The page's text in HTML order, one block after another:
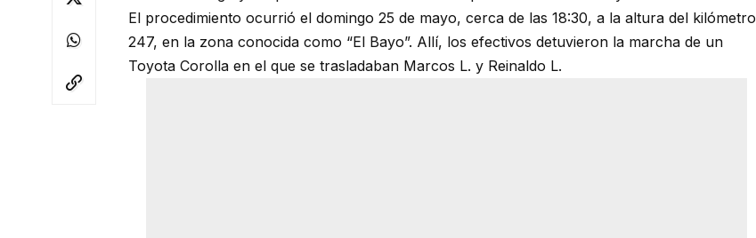
El procedimiento ocurrió el domingo 25 de mayo, cerca de las 18:30, a la altura del kilómetro
247, en la zona conocida como “El Bayo”. Allí, los efectivos detuvieron la marcha de un
Toyota Corolla en el que se trasladaban Marcos L. y Reinaldo L.